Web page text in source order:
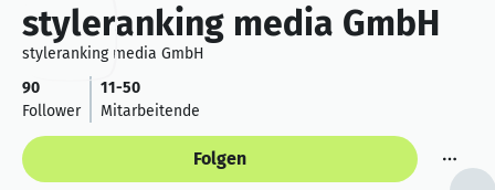
styleranking media GmbH
styleranking media GmbH
90
Follower
11-50
Mitarbeitende
Folgen